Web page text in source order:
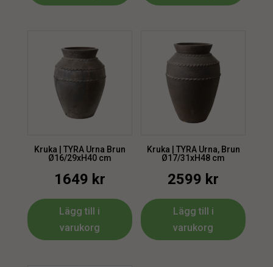
Kruka | TYRA Urna Brun
Ø16/29xH40 cm
1649 kr
Lägg till i
varukorg
Kruka | TYRA Urna, Brun
Ø17/31xH48 cm
2599 kr
Lägg till i
varukorg